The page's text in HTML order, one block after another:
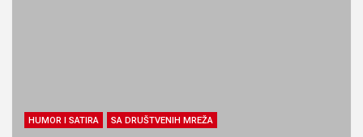
HUMOR I SATIRA SA DRUŠTVENIH MREŽA